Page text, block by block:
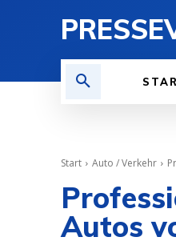
Start Auto / Verkehr
Autos